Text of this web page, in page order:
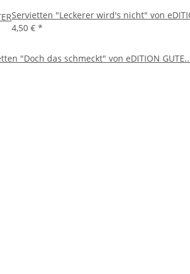
Servietten "Leckerer wird's nicht" von
4,50 € *